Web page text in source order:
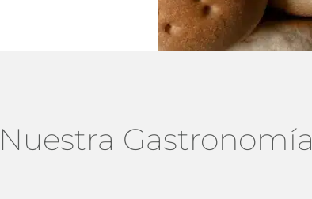
Nuestra Gastronomía